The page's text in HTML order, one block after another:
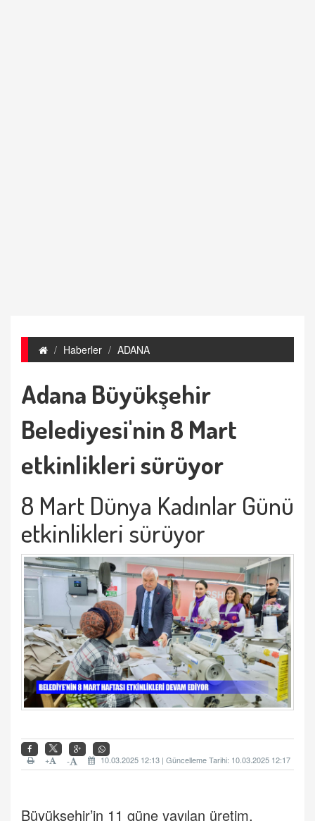
Haberler ADANA
Adana Büyükşehir
Belediyesi'nin 8 Mart
etkinlikleri sürüyor
8 Mart Dünya Kadınlar Günü
etkinlikleri sürüyor
10.03.2025 12:13 | Güncelleme Tarihi: 10.03.2025 12:17
-
+
Büyükşehir’in 11 güne yayılan üretim,